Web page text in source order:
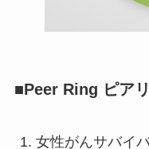
■Peer Ring ピア
女性がんサバイ